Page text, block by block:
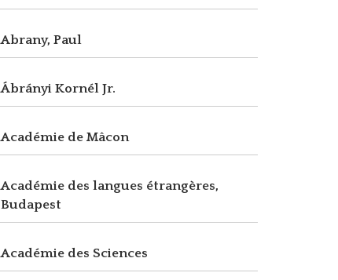
Abrany, Paul
Ábrányi Kornél Jr.
Académie de Mâcon
Académie des langues étrangères,
Budapest
Académie des Sciences